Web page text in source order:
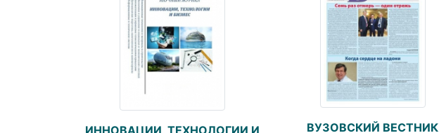
ВУЗОВСКИЙ ВЕСТНИК